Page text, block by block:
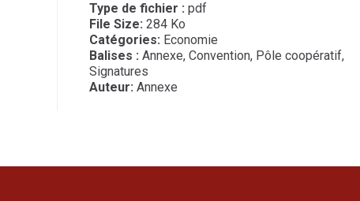
Type de fichier : pdf
File Size: 284 Ko
Catégories: Economie
Balises : Annexe, Convention, Pôle coopératif,
Signatures
Auteur: Annexe